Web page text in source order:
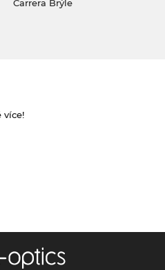
Carrera Brýle
více!